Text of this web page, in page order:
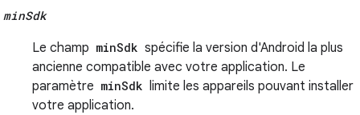
minSdk
Le champ minSdk spécifie la version d'Android la plus
ancienne compatible avec votre application. Le
paramètre minSdk
limite les appareils pouvant installer
votre application.